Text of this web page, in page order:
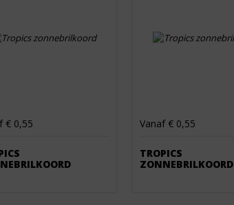
€ 0,55 Vanaf € 0,55
TROPICS
ZONNEBRILKOORD